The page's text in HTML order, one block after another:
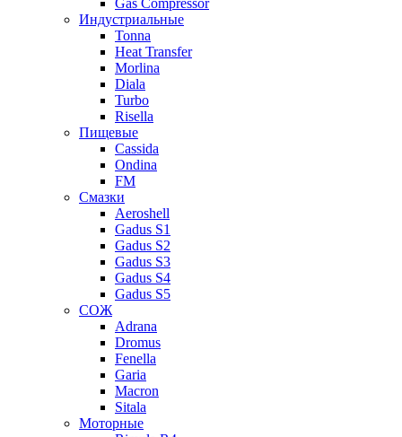
Gas Compressor
Индустриальные
Tonna
Heat Transfer
Morlina
Diala
Turbo
Risella
Пищевые
Cassida
Ondina
FM
Смазки
Aeroshell
Gadus S1
Gadus S2
Gadus S3
Gadus S4
Gadus S5
СОЖ
Adrana
Dromus
Fenella
Garia
Macron
Sitala
Моторные